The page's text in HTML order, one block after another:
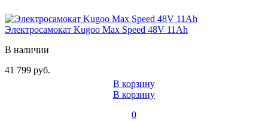
Электросамокат Kugoo Max Speed 48V 11Ah
В наличии
41 799 руб.
В корзину
В корзину
0